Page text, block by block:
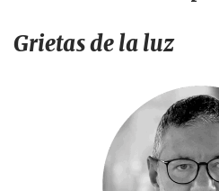
Grietas de la luz